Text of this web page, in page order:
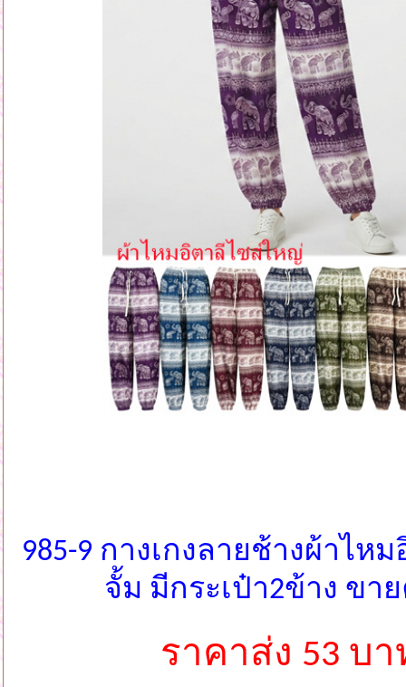
985-9 กางเกงลายช้างผ้าไห
จั้ม มีกระเป๋า2ข้าง ขา
ราคาส่ง 53 บา